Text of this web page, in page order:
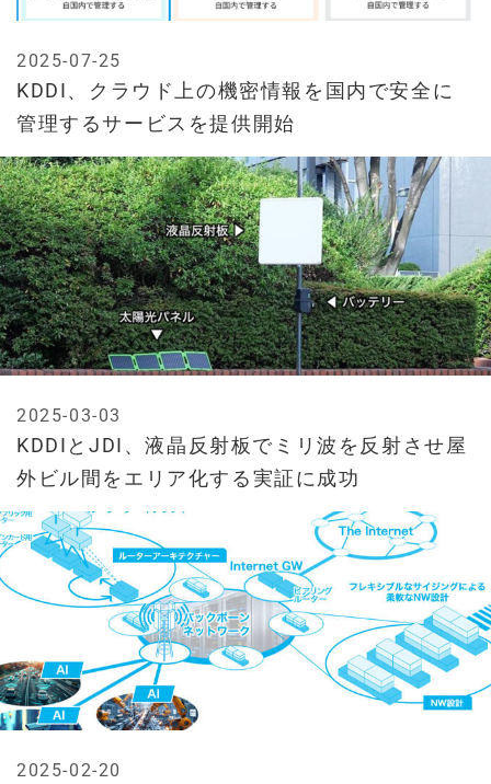
KDDI、クラウド上の機密情報を国内で安全に
管理するサービスを提供開始
2025-07-25
KDDIとJDI、液晶反射板でミリ波を反射させ屋
外ビル間をエリア化する実証に成功
2025-03-03
2025-02-20